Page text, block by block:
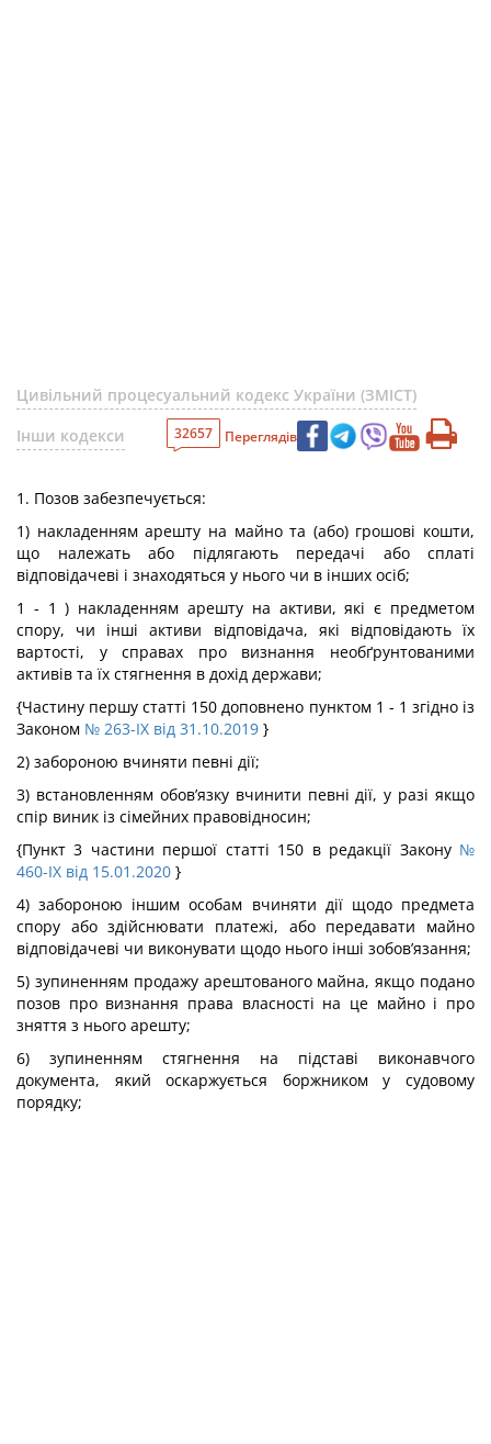
Цивільний процесуальний кодекс України (ЗМІСТ)
Інши кодекси
32657 Переглядів
1. Позов забезпечується:
1) накладенням арешту на майно та (або) грошові кошти,
що належать або підлягають передачі або сплаті
відповідачеві і знаходяться у нього чи в інших осіб;
1 - 1 ) накладенням арешту на активи, які є предметом
спору, чи інші активи відповідача, які відповідають їх
вартості, у справах про визнання необґрунтованими
активів та їх стягнення в дохід держави;
{Частину першу статті 150 доповнено пунктом 1 - 1 згідно із
Законом № 263-IX від 31.10.2019 }
2) забороною вчиняти певні дії;
3) встановленням обов’язку вчинити певні дії, у разі якщо
спір виник із сімейних правовідносин;
{Пункт 3 частини першої статті 150 в редакції Закону №
460-IX від 15.01.2020 }
4) забороною іншим особам вчиняти дії щодо предмета
спору або здійснювати платежі, або передавати майно
відповідачеві чи виконувати щодо нього інші зобов’язання;
5) зупиненням продажу арештованого майна, якщо подано
позов про визнання права власності на це майно і про
зняття з нього арешту;
6) зупиненням стягнення на підставі виконавчого
документа, який оскаржується боржником у судовому
порядку;